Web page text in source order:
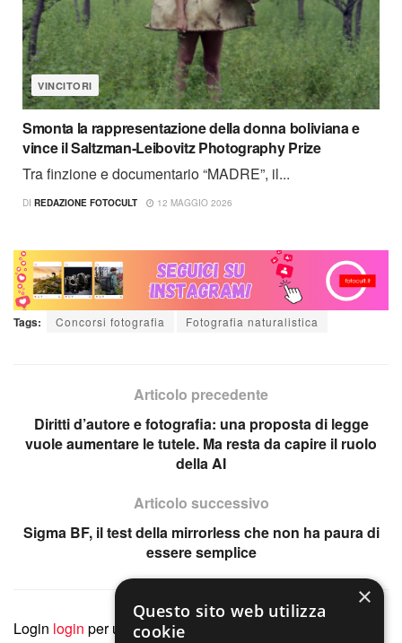
VINCITORI
Smonta la rappresentazione della donna boliviana e
vince il Saltzman-Leibovitz Photography Prize
Tra finzione e documentario “MADRE”, il...
DI REDAZIONE FOTOCULT 12 MAGGIO 2026
Tags: Concorsi fotografia Fotografia naturalistica
Articolo precedente
Diritti d’autore e fotografia: una proposta di legge
vuole aumentare le tutele. Ma resta da capire il ruolo
della AI
Articolo successivo
Sigma BF, il test della mirrorless che non ha paura di
essere semplice
Login login per unirti alla discussione
×
Questo sito web utilizza
cookie